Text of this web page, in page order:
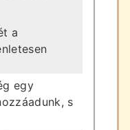
a
egy
s